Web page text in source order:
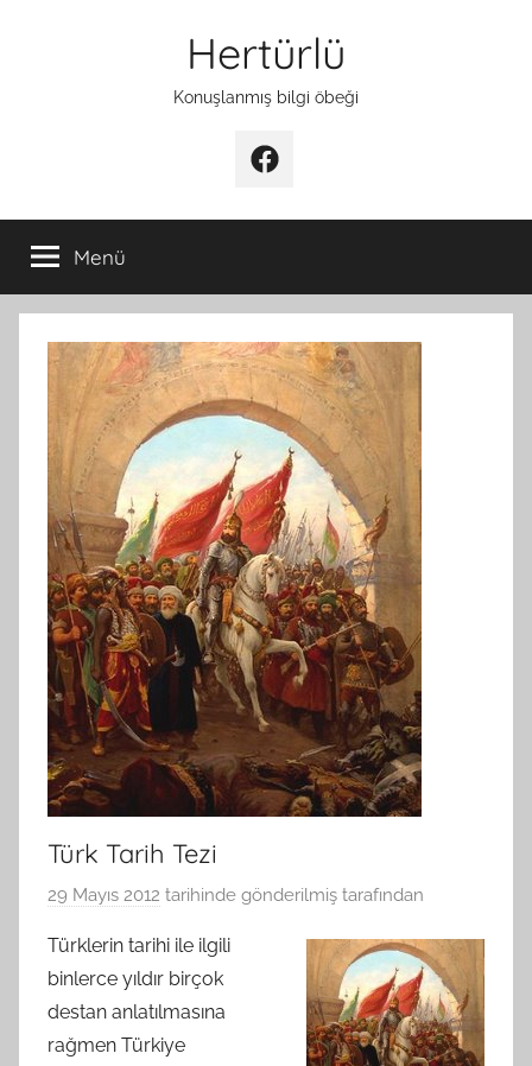
Hertürlü
Konuşlanmış bilgi öbeği
Facebook
Menü
Türk Tarih Tezi
29 Mayıs 2012 tarihinde gönderilmiş tarafından
Türklerin tarihi ile ilgili
binlerce yıldır birçok
destan anlatılmasına
rağmen Türkiye